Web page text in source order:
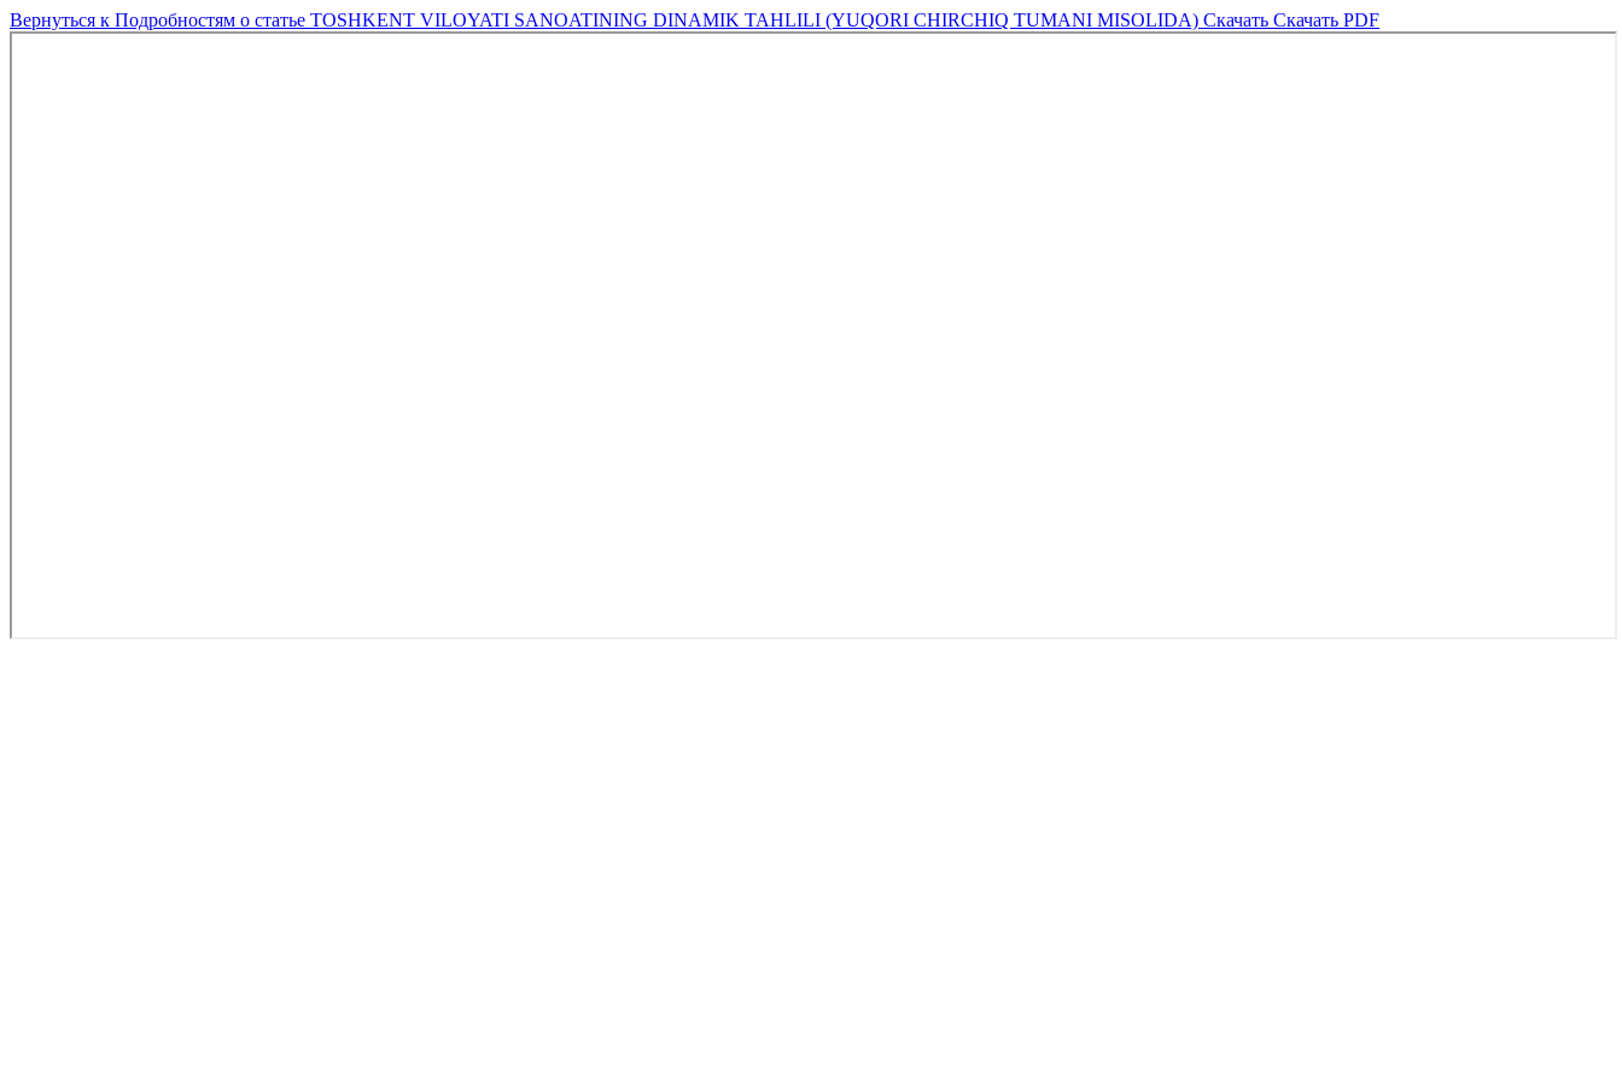
Вернуться к Подробностям о статье TOSHKENT VILOYATI SANOATINING DINAMIK TAHLILI (YUQORI CHIRCHIQ TUMANI MISOLIDA) Скачать Скачать PDF